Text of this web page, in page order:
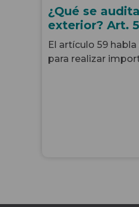
¿Qué se
exterior? Art.
El artículo 59
para realizar